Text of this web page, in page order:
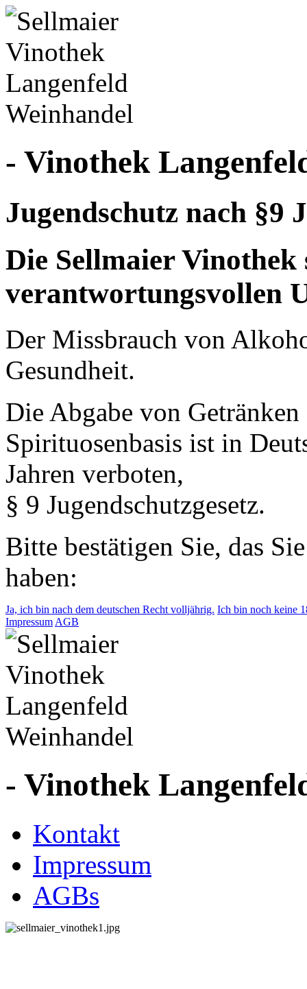
- Vinothek
Jugendschutz nach §9
Die Sellmaier Vinothek
verantwortungsvollen
Der Missbrauch von
Gesundheit.
Die Abgabe von
Spirituosenbasis ist in
Jahren verboten,
§ 9 Jugendschutzgesetz.
Bitte bestätigen Sie, das
haben:
Ja, ich bin nach dem deutschen Recht volljährig. Ich bin noch keine
Impressum AGB
- Vinothek
Kontakt
Impressum
AGBs